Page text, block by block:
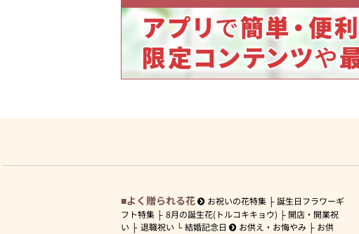
よく贈られる花 お祝いの花特集
誕生日フラワーギ
フト特集
8月の誕生花(トルコキキョウ)
開店・開業祝
い
退職祝い 結婚記念日 お供え・お悔やみ
お供